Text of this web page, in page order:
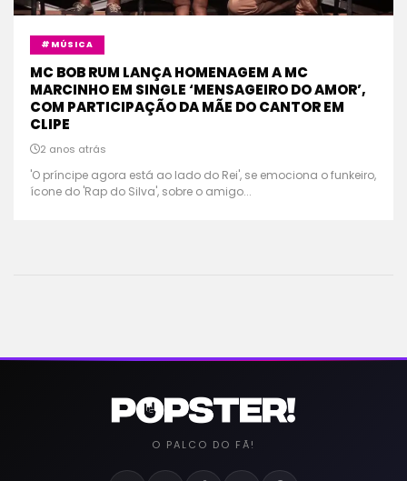
#MÚSICA
MC BOB RUM LANÇA HOMENAGEM A MC
MARCINHO EM SINGLE ‘MENSAGEIRO DO AMOR’,
COM PARTICIPAÇÃO DA MÃE DO CANTOR EM
CLIPE
2 anos atrás
'O príncipe agora está ao lado do Rei', se emociona o funkeiro,
ícone do 'Rap do Silva', sobre o amigo...
O PALCO DO FÃ!